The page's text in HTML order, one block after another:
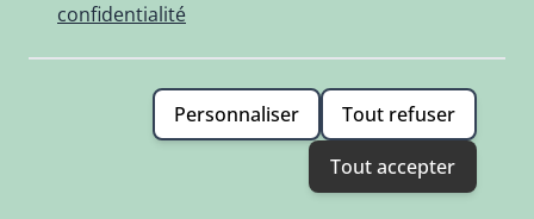
© 2026 RBO-Ing. Stöckl GmbH.
Politique de confidentialité
confidentialité
Personnaliser
Tout refuser
Tout accepter